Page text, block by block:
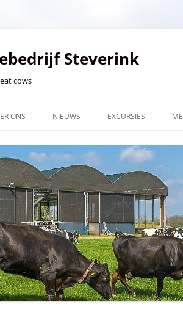
Steverink
cows
ONS NIEUWS EXCURSIES